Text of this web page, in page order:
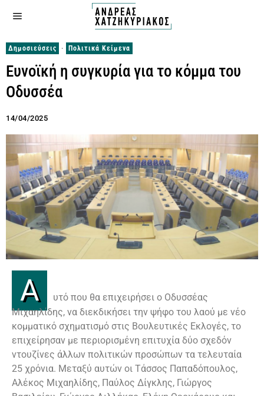
Δημοσιεύσεις · Πολιτικά Κείμενα
Ευνοϊκή η συγκυρία για το κόμμα του
Οδυσσέα
14/04/2025
Α
υτό που θα επιχειρήσει ο Οδυσσέας
Μιχαηλίδης, να διεκδικήσει την ψήφο του λαού με νέο
κομματικό σχηματισμό στις Βουλευτικές Εκλογές, το
επιχείρησαν με περιορισμένη επιτυχία δύο σχεδόν
ντουζίνες άλλων πολιτικών προσώπων τα τελευταία
25 χρόνια. Μεταξύ αυτών οι Τάσσος Παπαδόπουλος,
Αλέκος Μιχαηλίδης, Παύλος Δίγκλης, Γιώργος